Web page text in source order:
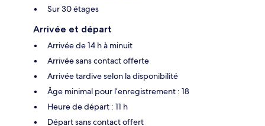
Sur 30 étages
Arrivée et départ
Arrivée de 14 h à minuit
Arrivée sans contact offerte
Arrivée tardive selon la disponibilité
Âge minimal pour l’enregistrement : 18
Heure de départ : 11 h
Départ sans contact offert